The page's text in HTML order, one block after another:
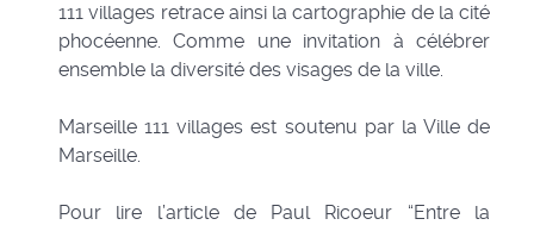
111 villages retrace ainsi la cartographie de la cité
phocéenne. Comme une invitation à célébrer
ensemble la diversité des visages de la ville.
Marseille 111 villages est soutenu par la Ville de
Marseille.
Pour lire l’article de Paul Ricoeur “Entre la